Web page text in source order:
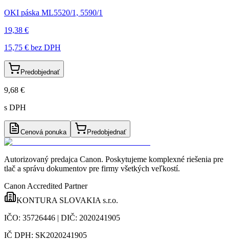
OKI páska ML5520/1, 5590/1
19,38 €
15,75 € bez DPH
Predobjednať
9,68 €
s DPH
Cenová ponuka Predobjednať
Autorizovaný predajca Canon. Poskytujeme komplexné riešenia pre
tlač a správu dokumentov pre firmy všetkých veľkostí.
Canon Accredited Partner
KONTURA SLOVAKIA s.r.o.
IČO: 35726446 | DIČ: 2020241905
IČ DPH: SK2020241905